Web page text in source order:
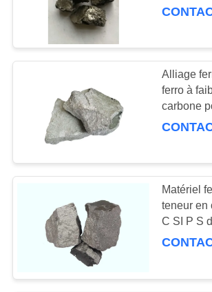
Flux en
Carbone Ferro
l'industrie
Alliage
ferro à
carbone
Special
Matériel
teneur en
C SI P S
carbone